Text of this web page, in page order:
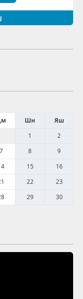
Шн
Яш
1
2
7 8
9
15
16
22
23
29
30